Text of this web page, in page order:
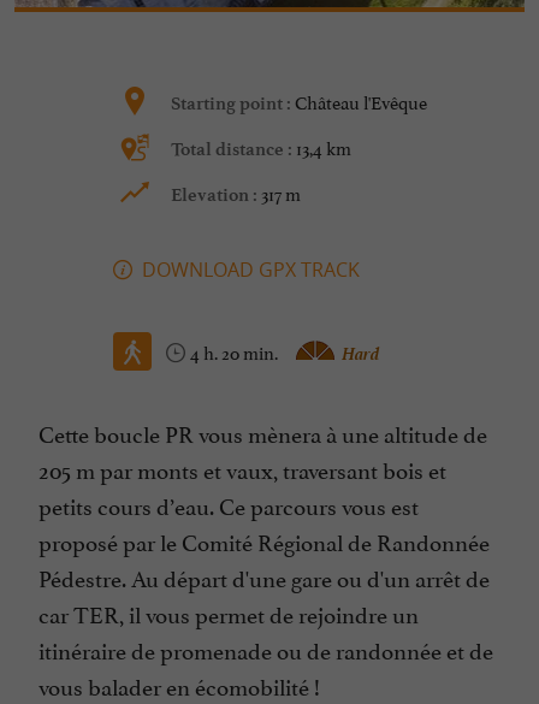
Starting point : Château l'Evêque
Total distance : 13,4 km
Elevation : 317 m
DOWNLOAD GPX TRACK
4 h. 20 min. Hard
Cette boucle PR vous mènera à une altitude de
205 m par monts et vaux, traversant bois et
petits cours d’eau. Ce parcours vous est
proposé par le Comité Régional de Randonnée
Pédestre. Au départ d'une gare ou d'un arrêt de
car TER, il vous permet de rejoindre un
itinéraire de promenade ou de randonnée et de
vous balader en écomobilité !